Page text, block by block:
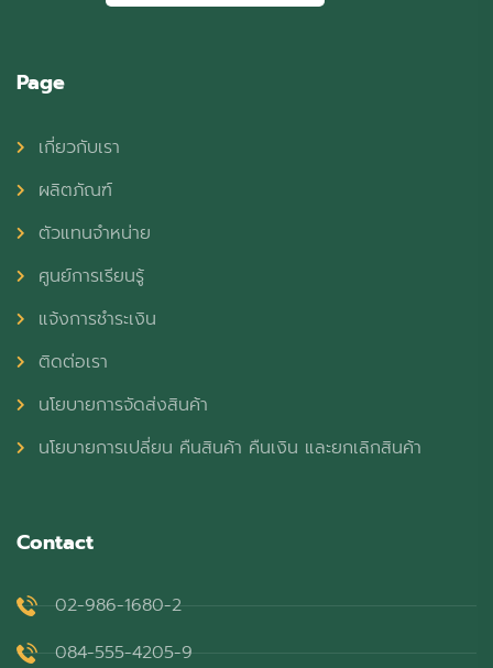
Page
เกี่ยวกับเรา
ผลิตภัณฑ์
ตัวแทนจำหน่าย
ศูนย์การเรียนรู้
แจ้งการชำระเงิน
ติดต่อเรา
นโยบายการจัดส่งสินค้า
นโยบายการเปลี่ยน คืนสินค้า คืนเงิน และยกเลิกสินค้า
Contact
02-986-1680-2
084-555-4205-9